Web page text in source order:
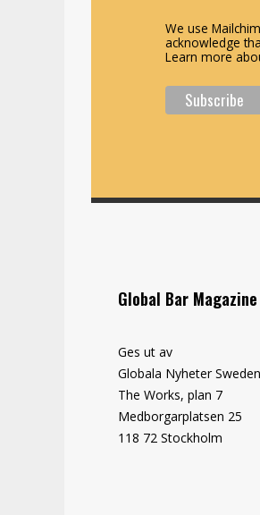
We use
acknowledge
Learn more
Global Bar Magazine
Ges ut av
Globala Nyheter
The Works, plan 7
Medborgarplatsen 25
118 72 Stockholm